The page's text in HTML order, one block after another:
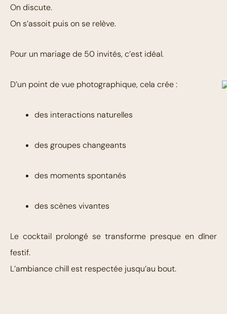
On discute.
On s’assoit puis on se relève.
Pour un mariage de 50 invités, c’est idéal.
D’un point de vue photographique, cela crée :
des interactions naturelles
des groupes changeants
des moments spontanés
des scènes vivantes
Le cocktail prolongé se transforme presque en dîner
festif.
L’ambiance chill est respectée jusqu’au bout.